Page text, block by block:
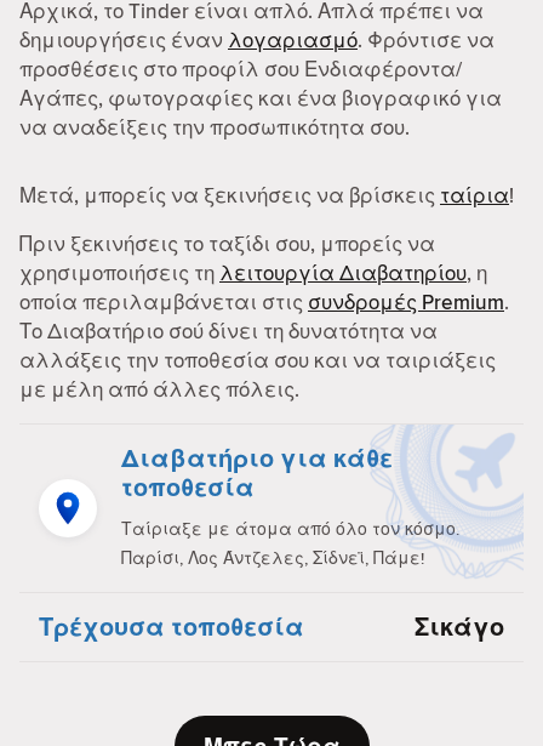
Αρχικά, το Tinder είναι απλό. Απλά πρέπει να
δημιουργήσεις έναν λογαριασμό. Φρόντισε να
προσθέσεις στο προφίλ σου Ενδιαφέροντα/
Αγάπες, φωτογραφίες και ένα βιογραφικό για
να αναδείξεις την προσωπικότητα σου.
Μετά, μπορείς να ξεκινήσεις να βρίσκεις ταίρια!
Πριν ξεκινήσεις το ταξίδι σου, μπορείς να
χρησιμοποιήσεις τη λειτουργία Διαβατηρίου, η
οποία περιλαμβάνεται στις συνδρομές Premium.
Το Διαβατήριο σού δίνει τη δυνατότητα να
αλλάξεις την τοποθεσία σου και να ταιριάξεις
με μέλη από άλλες πόλεις.
Διαβατήριο για κάθε
τοποθεσία
Ταίριαξε με άτομα από όλο τον κόσμο.
Παρίσι, Λος Άντζελες, Σίδνεϊ, Πάμε!
Τρέχουσα τοποθεσία Σικάγο